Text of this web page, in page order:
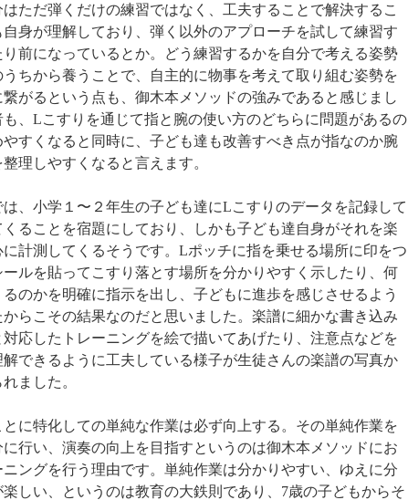
ただ弾くだけの練習ではなく、工夫することで解決するこ
自身が理解しており、弾く以外のアプローチを試して練習す
り前になっているとか。どう練習するかを自分で考える姿勢
うちから養うことで、自主的に物事を考えて取り組む姿勢を
がるという点も、御木本メソッドの強みであると感じまし
も、Lこすりを通じて指と腕の使い方のどちらに問題があるの
すくなると同時に、子ども達も改善すべき点が指なのか腕
理しやすくなると言えます。
は、小学１〜２年生の子ども達にLこすりのデータを記録して
ることを宿題にしており、しかも子ども達自身がそれを楽
に計測してくるそうです。Lポッチに指を乗せる場所に印をつ
ールを貼ってこすり落とす場所を分かりやすく示したり、何
るのかを明確に指示を出し、子どもに進歩を感じさせるよう
らこその結果なのだと思いました。楽譜に細かな書き込み
対応したトレーニングを絵で描いてあげたり、注意点などを
できるように工夫している様子が生徒さんの楽譜の写真か
ました。
とに特化しての単純な作業は必ず向上する。その単純作業を
行い、演奏の向上を目指すというのは御木本メソッドにお
ニングを行う理由です。単純作業は分かりやすい、ゆえに分
しい、というのは教育の大鉄則であり、7歳の子どもからそ